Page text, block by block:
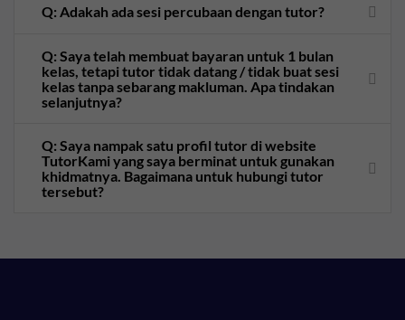
Q: Adakah ada sesi percubaan dengan tutor?
Q: Saya telah membuat bayaran untuk 1 bulan
kelas, tetapi tutor tidak datang / tidak buat sesi
kelas tanpa sebarang makluman. Apa tindakan
selanjutnya?
Q: Saya nampak satu profil tutor di website
TutorKami yang saya berminat untuk gunakan
khidmatnya. Bagaimana untuk hubungi tutor
tersebut?